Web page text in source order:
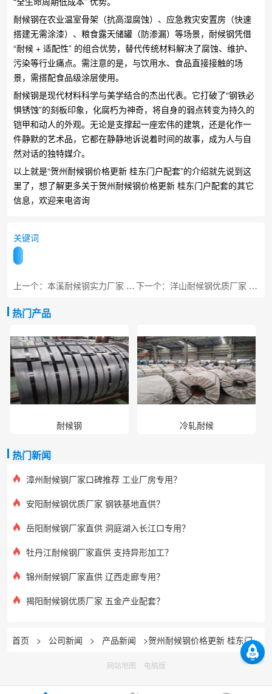
首页 > 公司新闻 > 产品新闻 >贺州耐候钢价格更新 桂东门户配套
耐候钢在农业温室骨架（抗高湿腐蚀）、应急救灾安置房（快速
搭建无需涂漆）、粮食露天储罐（防渗漏）等场景，耐候钢凭借
“耐候 + 适配性” 的组合优势，替代传统材料解决了腐蚀、维护、
污染等行业痛点。需注意的是，与饮用水、食品直接接触的场
景，需搭配食品级涂层使用。
耐候钢是现代材料科学与美学结合的杰出代表。它打破了“钢铁必
惧锈蚀”的刻板印象，化腐朽为神奇，将自身的弱点转变为持久的
铠甲和动人的外观。无论是支撑起一座宏伟的建筑，还是化作一
件静默的艺术品，它都在静静地诉说着时间的故事，成为人与自
然对话的独特媒介。
以上就是“贺州耐候钢价格更新 桂东门户配套”的介绍就先说到这
里了，想了解更多关于贺州耐候钢价格更新 桂东门户配套的其它
信息，欢迎来电咨询
关键词
上一个：本溪耐候钢实力厂家 工程专用板材 下一个：洋山耐候钢优质厂家 上海深水专用
热门产品
耐候钢 冷轧耐候
热门新闻
漳州耐候钢厂家口碑推荐 工业厂房专用？
安阳耐候钢优质厂家 钢铁基地直供？
岳阳耐候钢厂家直供 洞庭湖入长江口专用？
牡丹江耐候钢厂家直供 支持异形加工？
锦州耐候钢厂家直供 辽西走廊专用？
揭阳耐候钢优质厂家 五金产业配套？
网站地图 电脑版